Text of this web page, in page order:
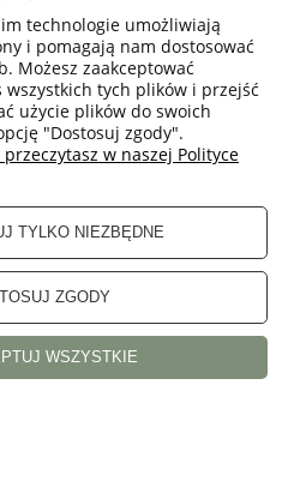
do nas, chętnie doradzimy!
w Polsce.
10% Elastan
20% Elastan
jak najdłużej, zalecamy pranie
POMOC
technologie umożliwiają
i pomagają nam dostosować
Możesz zaakceptować
tych plików i przejść
użycie plików do swoich
"Dostosuj zgody".
w naszej Polityce
TYLKO NIEZBĘDNE
ZGODY
WSZYSTKIE